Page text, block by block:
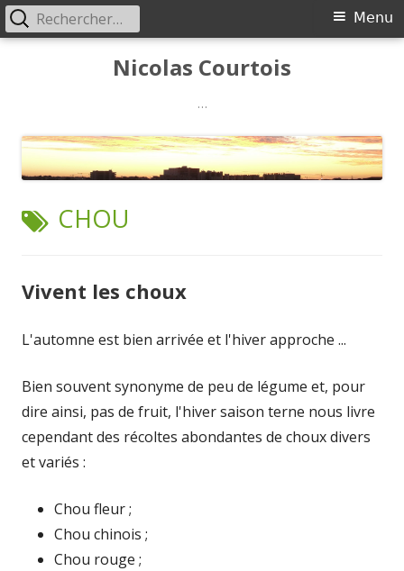
Nicolas Courtois
…
Menu
Menu
Rechercher :
ÉTIQUETTE :
CHOU
Vivent les choux
L'automne est bien arrivée et l'hiver approche ...
Bien souvent synonyme de peu de légume et, pour
dire ainsi, pas de fruit, l'hiver saison terne nous livre
cependant des récoltes abondantes de choux divers
et variés :
Chou fleur ;
Chou chinois ;
Chou rouge ;